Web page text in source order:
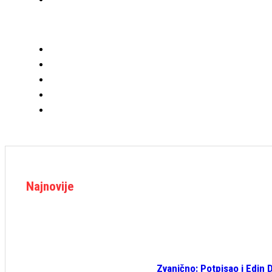
Najnovije
Zvanično: Potpisao i Edin